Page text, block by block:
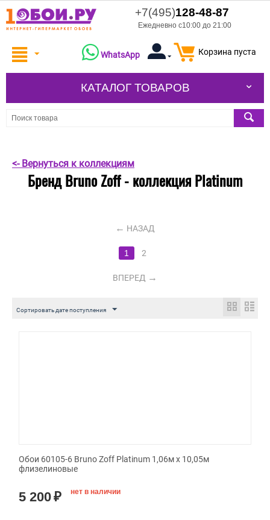
+7(495)128-48-87
Ежедневно с10:00 до 21:00
Корзина пуста
WhatsApp
КАТАЛОГ ТОВАРОВ
<- Вернуться к коллекциям
Бренд Bruno Zoff - коллекция Platinum
НАЗАД
1 2
ВПЕРЕД
Сортировать дате поступления
Обои 60105-6 Bruno Zoff Platinum 1,06м х 10,05м
флизелиновые
5 200₽ нет в наличии